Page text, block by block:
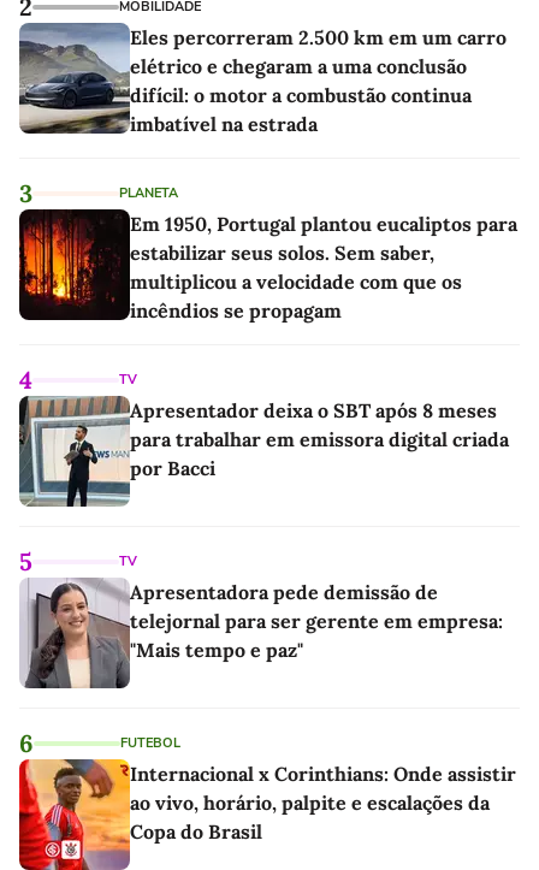
2 MOBILIDADE
Eles percorreram 2.500 km em um carro
elétrico e chegaram a uma conclusão
difícil: o motor a combustão continua
imbatível na estrada
3 PLANETA
Em 1950, Portugal plantou eucaliptos para
estabilizar seus solos. Sem saber,
multiplicou a velocidade com que os
incêndios se propagam
4 TV
Apresentador deixa o SBT após 8 meses
para trabalhar em emissora digital criada
por Bacci
5 TV
Apresentadora pede demissão de
telejornal para ser gerente em empresa:
"Mais tempo e paz"
6 FUTEBOL
Internacional x Corinthians: Onde assistir
ao vivo, horário, palpite e escalações da
Copa do Brasil